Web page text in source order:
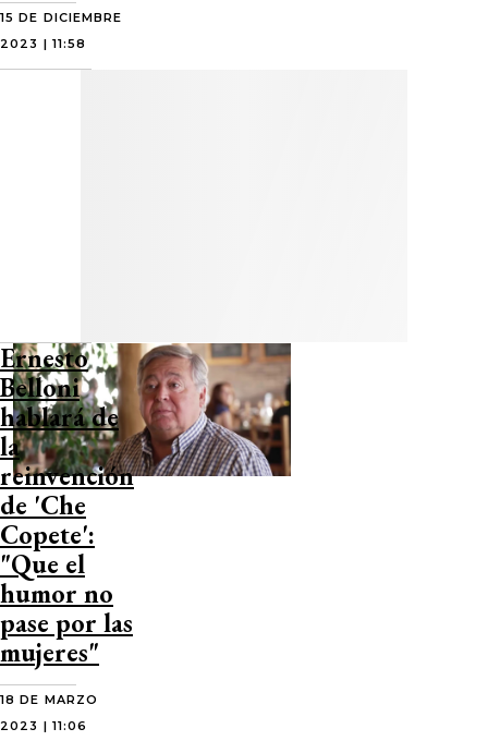
15 DE DICIEMBRE
2023 | 11:58
Ernesto
Belloni
hablará de
la
reinvención
de 'Che
Copete':
"Que el
humor no
pase por las
mujeres"
18 DE MARZO
2023 | 11:06